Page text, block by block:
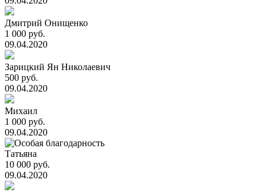
Дмитрий Онищенко
1 000 руб.
09.04.2020
Зарицкий Ян Николаевич
500 руб.
09.04.2020
Михаил
1 000 руб.
09.04.2020
Татьяна
10 000 руб.
09.04.2020